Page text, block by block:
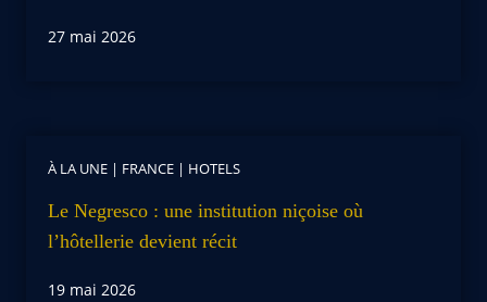
27 mai 2026
À LA UNE | FRANCE | HOTELS
Le Negresco : une institution niçoise où
l’hôtellerie devient récit
19 mai 2026